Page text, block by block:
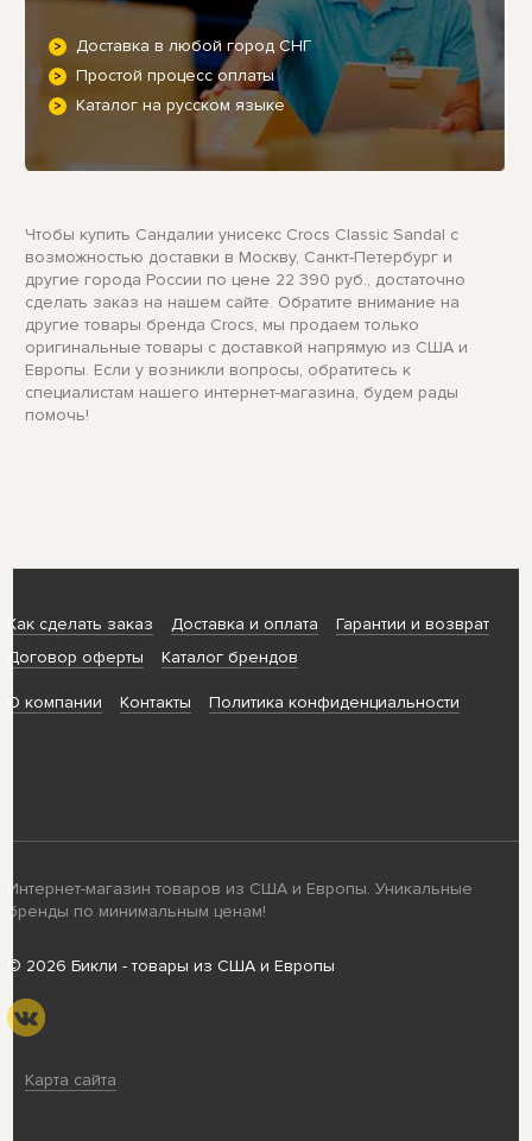
Доставка в любой город СНГ
Простой процесс оплаты
Каталог на русском языке
Чтобы купить Сандалии унисекс Crocs Classic Sandal с
возможностью доставки в Москву, Санкт-Петербург и
другие города России по цене 22 390 руб., достаточно
сделать заказ на нашем сайте. Обратите внимание на
другие товары бренда Crocs, мы продаем только
оригинальные товары с доставкой напрямую из США и
Европы. Если у возникли вопросы, обратитесь к
специалистам нашего интернет-магазина, будем рады
помочь!
Как сделать заказ Доставка и оплата
Гарантии и возврат
Договор оферты
Каталог брендов
О компании Контакты Политика конфиденциальности
Интернет-магазин товаров из США и Европы. Уникальные
бренды по минимальным ценам!
© 2026 Бикли - товары из США и Европы
Карта сайта